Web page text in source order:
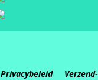
Privacybeleid